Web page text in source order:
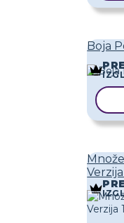
Boja
Verzija